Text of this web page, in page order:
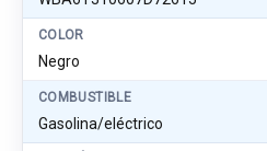
COLOR
Negro
COMBUSTIBLE
Gasolina/eléctrico